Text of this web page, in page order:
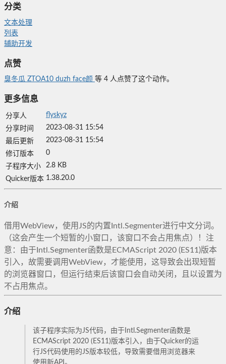
分类
文本处理
列表
辅助开发
点赞
臭冬瓜 ZTOA10 duzh face颜 等 4 人点赞了这个动作。
更多信息
分享人
flyskyz
分享时间
2023-08-31 15:54
最后更新
2023-08-31 15:54
修订版本
0
子程序大小
2.8 KB
Quicker版本 1.38.20.0
介绍
借用WebView，使用JS的内置Intl.Segmenter进行中文分词。
（这会产生一个短暂的小窗口，该窗口不会占用焦点）！注
意：由于Intl.Segmenter函数是ECMAScript 2020 (ES11)版本
引入，故需要调用WebView，才能使用，这导致会出现短暂
的浏览器窗口，但运行结束后该窗口会自动关闭，且以设置为
不占用焦点。
介绍
该子程序实际为JS代码，由于Intl.Segmenter函数是
ECMAScript 2020 (ES11)版本引入，由于Quicker的运
行JS代码使用的JS版本较低，导致需要借用浏览器来
使用新API。